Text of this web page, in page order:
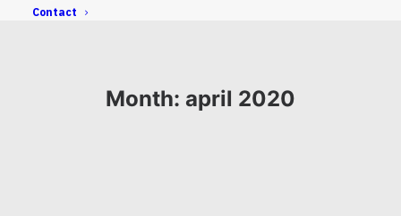
Contact
Month: april 2020